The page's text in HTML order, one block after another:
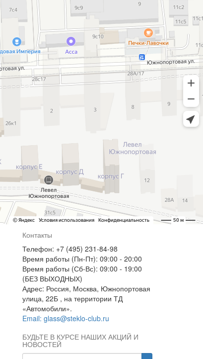
Контакты
Телефон: +7 (495) 231-84-98
Время работы (Пн-Пт): 09:00 - 20:00
Время работы (Сб-Вс): 09:00 - 19:00
(БЕЗ ВЫХОДНЫХ)
Адрес: Россия, Москва, Южнопортовая
улица, 22Б , на территории ТД
«Автомобили».
Email: glass@steklo-club.ru
БУДЬТЕ В КУРСЕ НАШИХ АКЦИЙ И
НОВОСТЕЙ